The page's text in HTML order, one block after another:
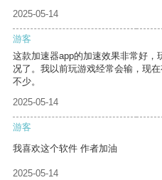
2025-05-14
游客
这款加速器app的加速效果非常好
况了。我以前玩游戏经常会输，现
不少。
2025-05-14
游客
我喜欢这个软件 作者加油
2025-05-14